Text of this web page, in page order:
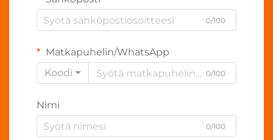
0/100
Matkapuhelin/WhatsApp
Koodi
0/100
Nimi
0/100